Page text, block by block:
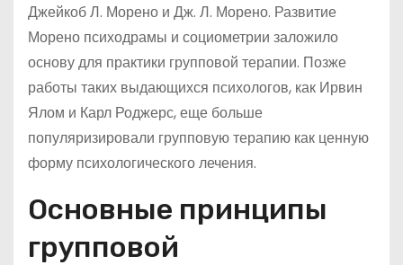
Джейкоб Л. Морено и Дж. Л. Морено. Развитие
Морено психодрамы и социометрии заложило
основу для практики групповой терапии. Позже
работы таких выдающихся психологов, как Ирвин
Ялом и Карл Роджерс, еще больше
популяризировали групповую терапию как ценную
форму психологического лечения.
Основные принципы
групповой